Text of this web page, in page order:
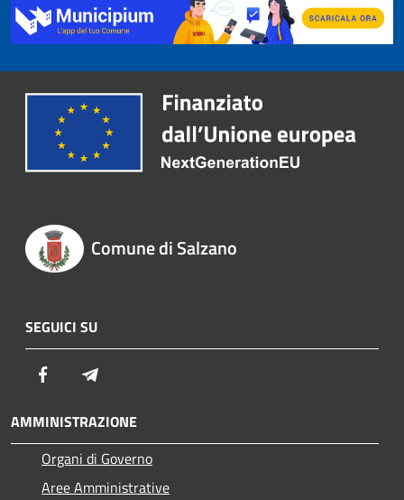
Comune di Salzano
SEGUICI SU
Facebook
AMMINISTRAZIONE
Organi di Governo
Aree Amministrative